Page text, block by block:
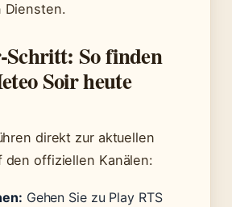
Diensten.
So finden
Soir heute
direkt zur aktuellen
den offiziellen Kanälen:
Gehen Sie zu Play RTS